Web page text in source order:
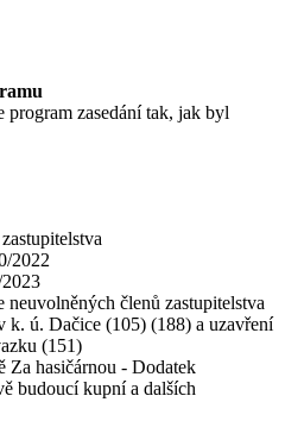
program zasedání tak, jak byl
2022
členů zastupitelstva
ú. Dačice (105) (188) a uzavření
(151)
Za hasičárnou - Dodatek
budoucí kupní a dalších